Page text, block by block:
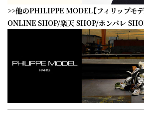
>>他のPHILIPPE MODEL【フィリップモデ
ONLINE SHOP/楽天 SHOP/ポンパレ